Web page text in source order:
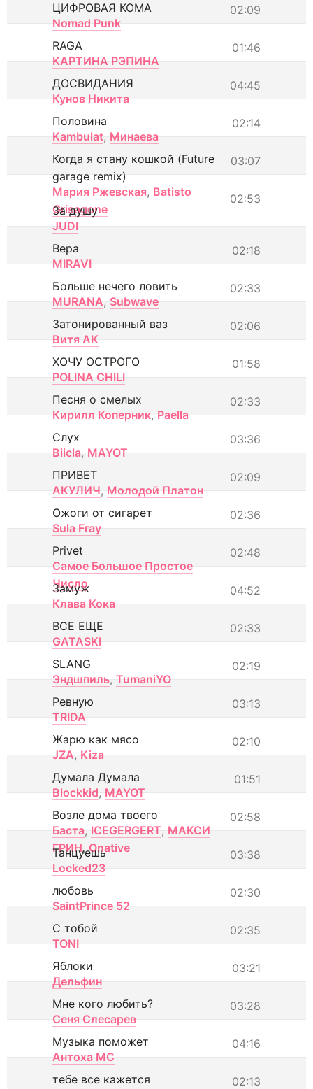
02:09
ЦИФРОВАЯ КОМА
Nomad Punk
01:46
RAGA
КАРТИНА РЭПИНА
04:45
ДОСВИДАНИЯ
Кунов Никита
02:14
Половина
Kambulat, Минаева
03:07
Когда я стану кошкой (Future
garage remix)
Мария Ржевская, Batisto
Grisagone
02:53
За душу
JUDI
02:18
Вера
MIRAVI
02:33
Больше нечего ловить
MURANA, Subwave
02:06
Затонированный ваз
Витя АК
01:58
ХОЧУ ОСТРОГО
POLINA CHILI
02:33
Песня о смелых
Кирилл Коперник, Paella
03:36
Слух
Biicla, MAYOT
02:09
ПРИВЕТ
АКУЛИЧ, Молодой Платон
02:36
Ожоги от сигарет
Sula Fray
02:48
Privet
Самое Большое Простое
Число
04:52
Замуж
Клава Кока
02:33
ВСЕ ЕЩЕ
GATASKI
02:19
SLANG
Эндшпиль, TumaniYO
03:13
Ревную
TRIDA
02:10
Жарю как мясо
JZA, Kiza
01:51
Думала Думала
Blockkid, MAYOT
02:58
Возле дома твоего
Баста, ICEGERGERT, МАКСИ
ГРИН, Onative 03:38
Танцуешь
Locked23
02:30
любовь
SaintPrince 52
02:35
С тобой
TONI
03:21
Яблоки
Дельфин
03:28
Мне кого любить?
Сеня Слесарев
04:16
Музыка поможет
Антоха МС
02:13
тебе все кажется